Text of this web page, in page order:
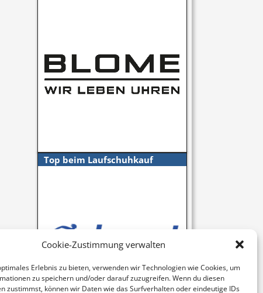
Cookie-Zustimmung verwalten
Erlebnis zu bieten, verwenden wir Technologien wie Cookies, um
zu speichern und/oder darauf zuzugreifen. Wenn du diesen
zustimmst, können wir Daten wie das Surfverhalten oder eindeutige IDs
Top beim Laufschuhkauf